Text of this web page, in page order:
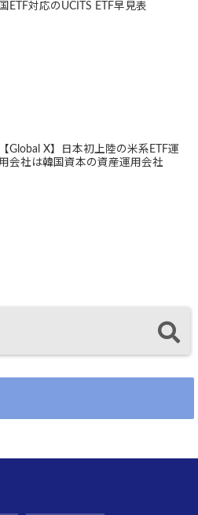
国ETF対応のUCITS ETF早見表
【Global X】日本初上陸の米系ETF運
会社は韓国資本の資産運用会社